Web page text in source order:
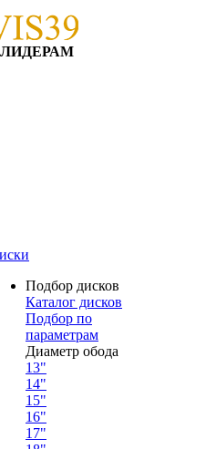
Подбор дисков
Каталог дисков
Подбор по
параметрам
Диаметр обода
13"
14"
15"
16"
17"